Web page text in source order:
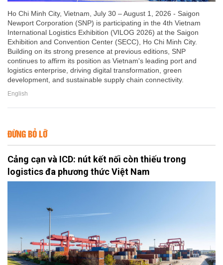
Ho Chi Minh City, Vietnam, July 30 – August 1, 2026 - Saigon
Newport Corporation (SNP) is participating in the 4th Vietnam
International Logistics Exhibition (VILOG 2026) at the Saigon
Exhibition and Convention Center (SECC), Ho Chi Minh City.
Building on its strong presence at previous editions, SNP
continues to affirm its position as Vietnam's leading port and
logistics enterprise, driving digital transformation, green
development, and sustainable supply chain connectivity.
English
ĐỪNG BỎ LỠ
Cảng cạn và ICD: nút kết nối còn thiếu trong
logistics đa phương thức Việt Nam